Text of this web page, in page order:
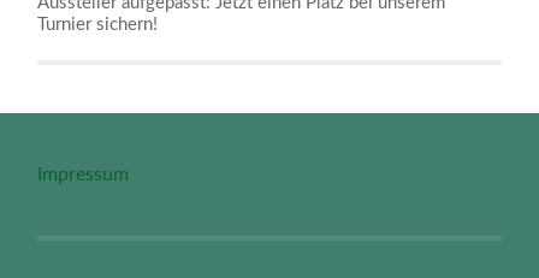
Turnier sichern!
Impressum